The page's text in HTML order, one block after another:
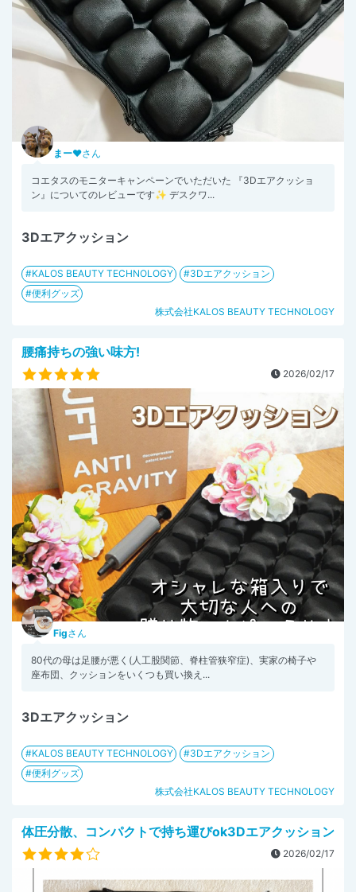
まー♥さん
コエタスのモニターキャンペーンでいただいた 『3Dエアクッショ
ン』についてのレビューです✨ デスクワ...
3Dエアクッション
KALOS BEAUTY TECHNOLOGY
3Dエアクッション
便利グッズ
株式会社KALOS BEAUTY TECHNOLOGY
腰痛持ちの強い味方!
2026/02/17
Figさん
80代の母は足腰が悪く(人工股関節、脊柱管狭窄症)、実家の椅子や
座布団、クッションをいくつも買い換え...
3Dエアクッション
KALOS BEAUTY TECHNOLOGY
3Dエアクッション
便利グッズ
株式会社KALOS BEAUTY TECHNOLOGY
体圧分散、コンパクトで持ち運びok3Dエアクッション
2026/02/17